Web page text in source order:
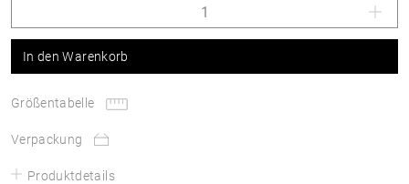
In den Warenkorb
Größentabelle
Verpackung
Produktdetails